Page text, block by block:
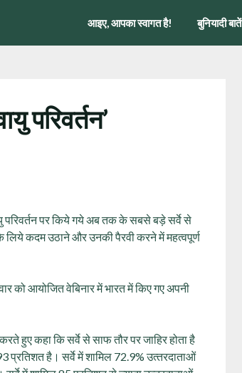
आइए, आपका स्वागत है! बुनियादी बातें
परिवर्तन’
परिवर्तन पर किये गये अब तक के सबसे बड़े सर्वे से
लिये कदम उठाने और उनकी पैरवी करने में महत्‍वपूर्ण
को आयोजित वेबिनार में भारत में किए गए अपनी
करते हुए कहा कि सर्वे से साफ तौर पर जाहिर होता है
प्रतिशत है। सर्वे में शामिल 72.9% उत्‍तरदाताओं